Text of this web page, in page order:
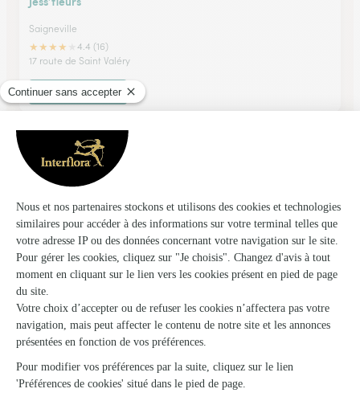
Saigneville
★★★★
4.4 (16)
17 route de Saint Valéry
Voir la boutique
Hysope Fleurs
Arques la Bataille
★★★★★4.5 (61)
39, rue de la Chaussée
Voir la boutique